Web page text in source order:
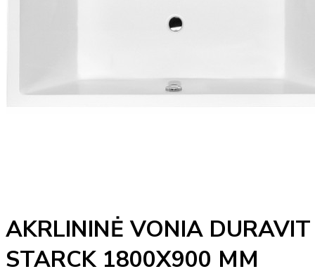
AKRLININĖ VONIA DURAVIT
STARCK 1800X900 MM